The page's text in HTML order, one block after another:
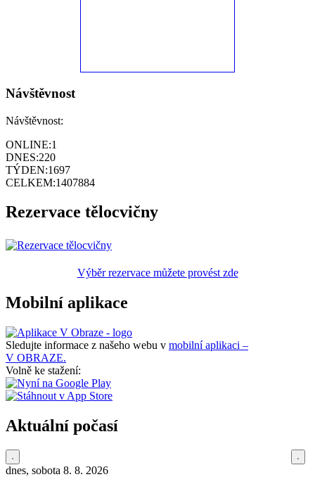
Návštěvnost
Návštěvnost:
ONLINE:1
DNES:220
TÝDEN:1697
CELKEM:1407884
Rezervace tělocvičny
Výběr rezervace můžete provést zde
Mobilní aplikace
Sledujte informace z našeho webu v mobilní aplikaci –
V OBRAZE.
Volně ke stažení:
Aktuální počasí
dnes, sobota 8. 8. 2026